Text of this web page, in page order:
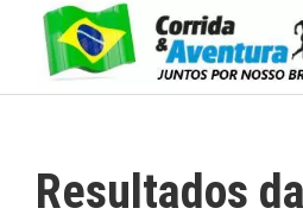
Resultados